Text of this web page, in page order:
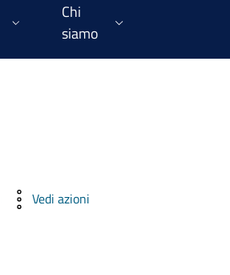
Chi
siamo
Vedi azioni